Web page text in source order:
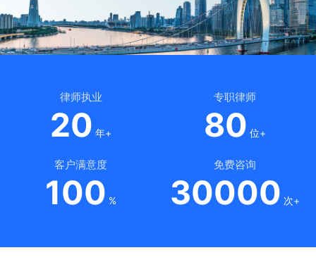
律师执业
20 年+
专职律师
80 位+
客户满意度
100 %
免费咨询
30000 次+